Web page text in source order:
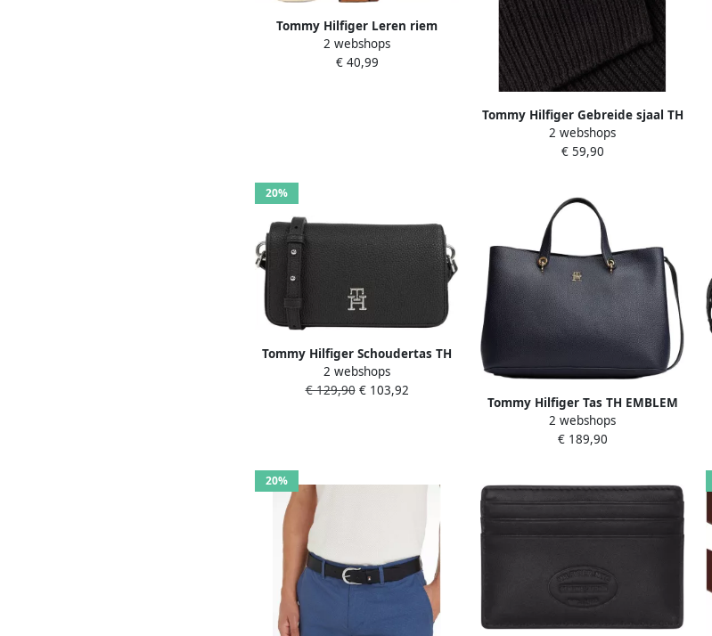
Tommy Hilfiger Leren riem
ESSENTIAL EFFORTLESS 2.5 GOLD
Logo-embleem zachte haptiek
2 webshops
€ 40,99
Tommy Hilfiger Gebreide sjaal TH
FLAG PIMA COTTON CASH SCARF
met logo-borduring met
2 webshops
€ 59,90
20%
Tommy Hilfiger Schoudertas TH
EMBLEM FLAP CROSSOVER met
th-embleem aan de voorkant
2 webshops
€ 129,90€ 103,92
Tommy Hilfiger Tas TH EMBLEM
SATCHEL met th-embleem aan de
voorkant
2 webshops
€ 189,90
20%